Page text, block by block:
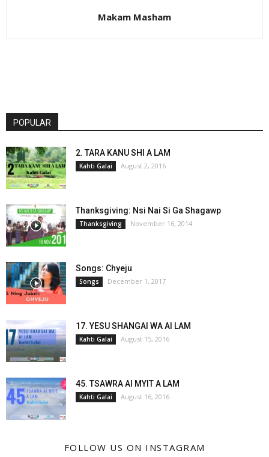
Makam Masham
POPULAR
2. TARA KANU SHI A LAM
Kahti Galai August 2, 2016
Thanksgiving: Nsi Nai Si Ga Shagawp
Thanksgiving November 16, 2014
Songs: Chyeju
Songs December 1, 2017
17. YESU SHANGAI WA AI LAM
Kahti Galai August 15, 2016
45. TSAWRA AI MYIT A LAM
Kahti Galai August 16, 2016
FOLLOW US ON INSTAGRAM